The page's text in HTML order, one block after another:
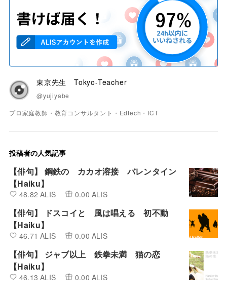
東京先生 Tokyo-Teacher
@yujiyabe
プロ家庭教師・教育コンサルタント・Edtech・ICT
投稿者の人気記事
【俳句】 鋼鉄の カカオ溶接 バレンタイン
【Haiku】
48.82 ALIS 0.00 ALIS
【俳句】 ドスコイと 風は唱える 初不動
【Haiku】
46.71 ALIS 0.00 ALIS
【俳句】 ジャブ以上 鉄拳未満 猫の恋
【Haiku】
46.13 ALIS 0.00 ALIS